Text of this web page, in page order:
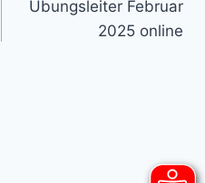
Übungsleiter Februar
2025 online